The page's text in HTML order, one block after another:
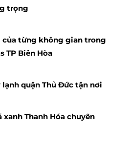
trọng
của từng không gian trong
TP Biên Hòa
lạnh quận Thủ Đức tận nơi
xanh Thanh Hóa chuyên